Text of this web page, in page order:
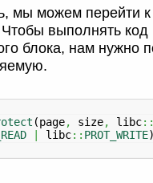
мы можем перейти к
выполнять код
блока, нам нужно
(page, size, libc::
libc:: PROT_WRITE)